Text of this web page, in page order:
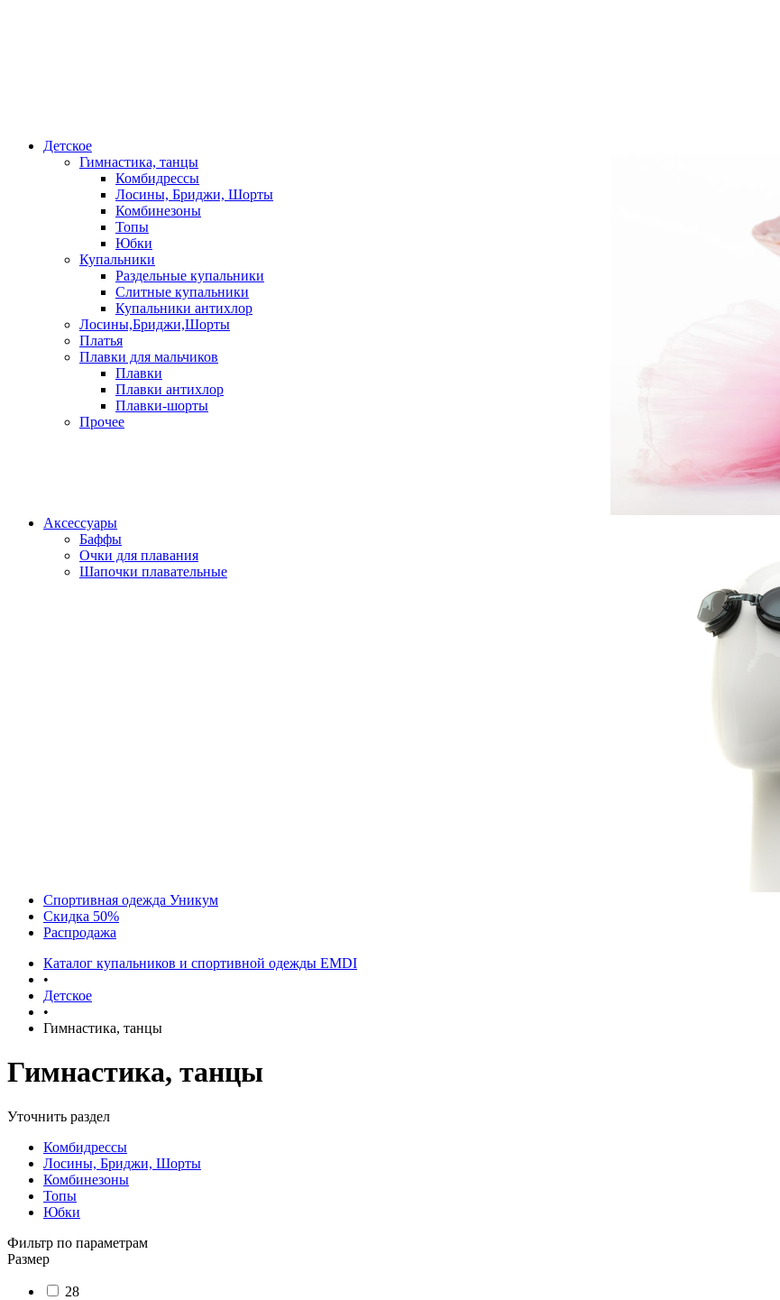
Детское
Гимнастика, танцы
Комбидрессы
Лосины, Бриджи, Шорты
Комбинезоны
Топы
Юбки
Купальники
Раздельные купальники
Слитные купальники
Купальники антихлор
Лосины,Бриджи,Шорты
Платья
Плавки для мальчиков
Плавки
Плавки антихлор
Плавки-шорты
Прочее
Аксессуары
Баффы
Очки для плавания
Шапочки плавательные
Спортивная одежда Уникум
Скидка 50%
Распродажа
Каталог купальников и спортивной одежды EMDI
•
Детское
•
Гимнастика, танцы
Гимнастика, танцы
Уточнить раздел
Комбидрессы
Лосины, Бриджи, Шорты
Комбинезоны
Топы
Юбки
Фильтр по параметрам
Размер
28